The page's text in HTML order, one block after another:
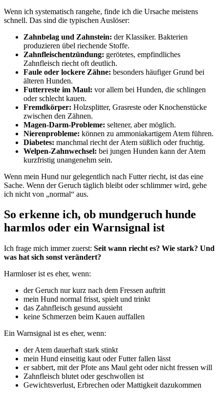
Wenn ich systematisch rangehe, finde ich die Ursache meistens
schnell. Das sind die typischen Auslöser:
Zahnbelag und Zahnstein: der Klassiker. Bakterien
produzieren übel riechende Stoffe.
Zahnfleischentzündung: gerötetes, empfindliches
Zahnfleisch riecht oft deutlich.
Faule oder lockere Zähne: besonders häufiger Grund bei
älteren Hunden.
Futterreste im Maul: vor allem bei Hunden, die schlingen
oder schlecht kauen.
Fremdkörper: Holzsplitter, Grasreste oder Knochenstücke
zwischen den Zähnen.
Magen-Darm-Probleme: seltener, aber möglich.
Nierenprobleme: können zu ammoniakartigem Atem führen.
Diabetes: manchmal riecht der Atem süßlich oder fruchtig.
Welpen-Zahnwechsel: bei jungen Hunden kann der Atem
kurzfristig unangenehm sein.
Wenn mein Hund nur gelegentlich nach Futter riecht, ist das eine
Sache. Wenn der Geruch täglich bleibt oder schlimmer wird, gehe
ich nicht von „normal“ aus.
So erkenne ich, ob mundgeruch hunde
harmlos oder ein Warnsignal ist
Ich frage mich immer zuerst: Seit wann riecht es? Wie stark? Und
was hat sich sonst verändert?
Harmloser ist es eher, wenn:
der Geruch nur kurz nach dem Fressen auftritt
mein Hund normal frisst, spielt und trinkt
das Zahnfleisch gesund aussieht
keine Schmerzen beim Kauen auffallen
Ein Warnsignal ist es eher, wenn:
der Atem dauerhaft stark stinkt
mein Hund einseitig kaut oder Futter fallen lässt
er sabbert, mit der Pfote ans Maul geht oder nicht fressen will
Zahnfleisch blutet oder geschwollen ist
Gewichtsverlust, Erbrechen oder Mattigkeit dazukommen